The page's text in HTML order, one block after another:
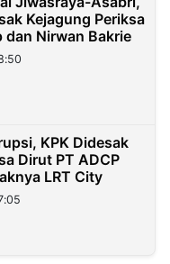
Kejagung Periksa
dan Nirwan Bakrie
KPK Didesak
Dirut PT ADCP
LRT City